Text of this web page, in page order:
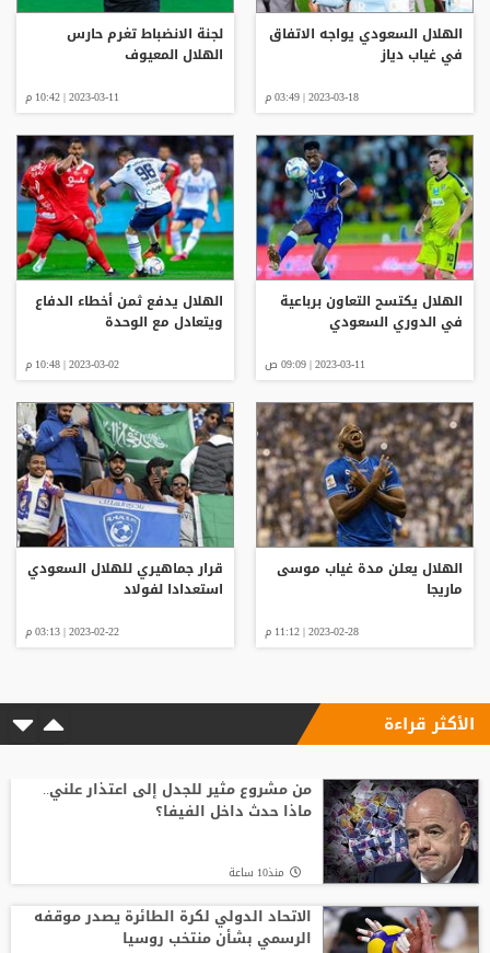
الهلال السعودي يواجه الاتفاق
في غياب دياز
2023-03-18 | 03:49 م
لجنة الانضباط تغرم حارس
الهلال المعيوف
2023-03-11 | 10:42 م
الهلال يكتسح التعاون برباعية
في الدوري السعودي
2023-03-11 | 09:09 ص
الهلال يدفع ثمن أخطاء الدفاع
ويتعادل مع الوحدة
2023-03-02 | 10:48 م
الهلال يعلن مدة غياب موسى
ماريجا
2023-02-28 | 11:12 م
قرار جماهيري للهلال السعودي
استعدادا لفولاد
2023-02-22 | 03:13 م
الأكثر قراءة
من مشروع مثير للجدل إلى اعتذار علني..
ماذا حدث داخل الفيفا؟
منذ10 ساعة
الاتحاد الدولي لكرة الطائرة يصدر موقفه
الرسمي بشأن منتخب روسيا